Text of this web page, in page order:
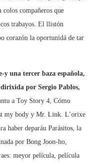
compañeros que
trabayos. El llistón
corazón la oportunidá de tar
y una tercer baza española,
por Sergio Pablos,
a Toy Story 4, Cómo
my body y Mr. Link. L’orixe
haber deparáu Parásitos, la
por Bong Joon-ho,
meyor película, película